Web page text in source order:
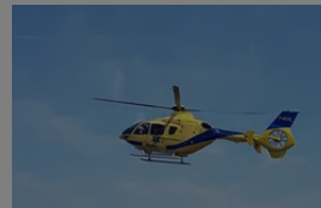
Le club chartrain a officialisé,